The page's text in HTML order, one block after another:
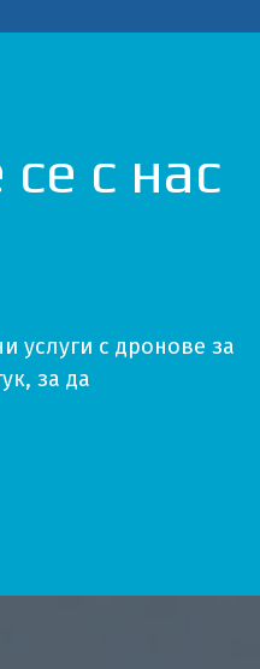
с нас
услуги с дронове за
за да